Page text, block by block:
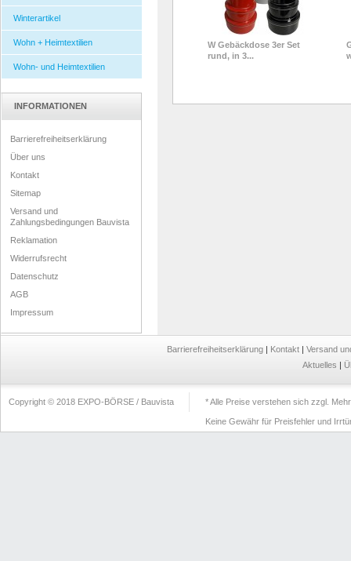
Winterartikel
Wohn + Heimtextilien
Wohn- und Heimtextilien
INFORMATIONEN
Barrierefreiheitserklärung
Über uns
Kontakt
Sitemap
Versand und
Zahlungsbedingungen Bauvista
Reklamation
Widerrufsrecht
Datenschutz
AGB
Impressum
W Gebäckdose 3er Set
rund, in 3...
Barrierefreiheitserklärung | Kontakt | Versand
Aktuelles |
Copyright © 2018 EXPO-BÖRSE / Bauvista * Alle Preise verstehen sich zzgl.
Keine Gewähr für Preisfehler und